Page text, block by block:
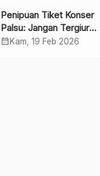
Penipuan Tiket Konser
Palsu: Jangan Tergiur
Penjualan di Media Sosial
calendar_month Kam, 19 Feb 2026